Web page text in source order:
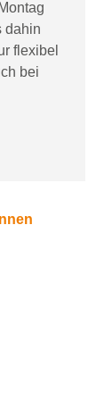
dahin
flexibel
bei